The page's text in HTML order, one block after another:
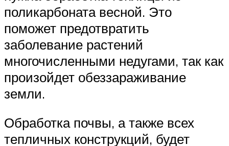
поликарбоната весной. Это
поможет предотвратить
заболевание растений
многочисленными недугами, так как
произойдет обеззараживание
земли.
Обработка почвы, а также всех
тепличных конструкций, будет